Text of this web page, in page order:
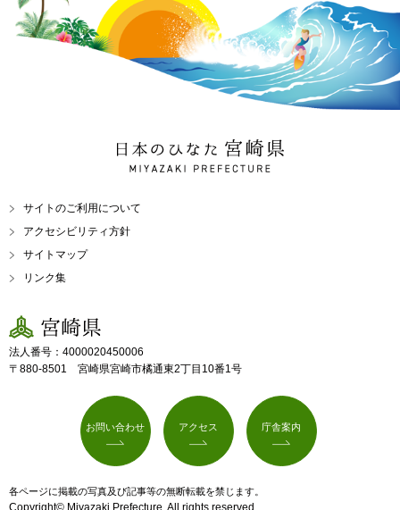
日本のひなた 宮崎県
MIYAZAKI PREFECTURE
サイトのご利用について
アクセシビリティ方針
サイトマップ
リンク集
宮崎県
法人番号：4000020450006
〒880-8501 宮崎県宮崎市橘通東2丁目10番1号
お問い合わせ アクセス 庁舎案内
各ページに掲載の写真及び記事等の無断転載を禁じます。